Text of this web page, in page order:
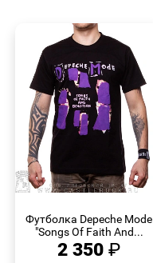
Футболка Depeche Mode
"Songs Of Faith And...
2 350 ₽